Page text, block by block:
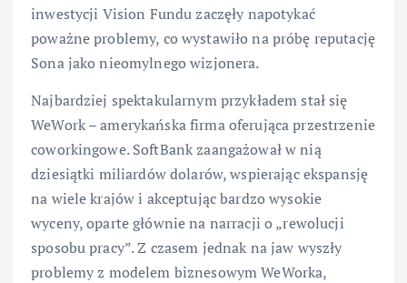
inwestycji Vision Fundu zaczęły napotykać
poważne problemy, co wystawiło na próbę reputację
Sona jako nieomylnego wizjonera.
Najbardziej spektakularnym przykładem stał się
WeWork – amerykańska firma oferująca przestrzenie
coworkingowe. SoftBank zaangażował w nią
dziesiątki miliardów dolarów, wspierając ekspansję
na wiele krajów i akceptując bardzo wysokie
wyceny, oparte głównie na narracji o „rewolucji
sposobu pracy”. Z czasem jednak na jaw wyszły
problemy z modelem biznesowym WeWorka,